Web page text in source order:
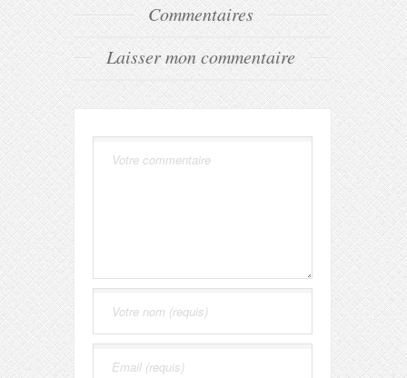
Commentaires
Laisser mon commentaire